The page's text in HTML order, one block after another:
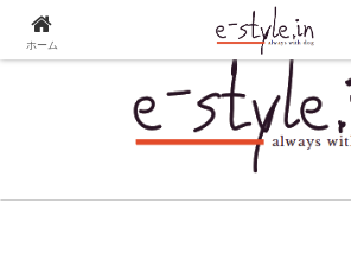
ホーム